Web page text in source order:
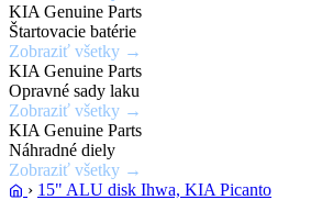
Zobraziť
ponuku
KIA Genuine Parts
Štartovacie batérie
Zobraziť všetky →
KIA Genuine Parts
Opravné sady laku
Zobraziť všetky →
KIA Genuine Parts
Náhradné diely
Zobraziť všetky →
› 15" ALU disk Ihwa, KIA Picanto